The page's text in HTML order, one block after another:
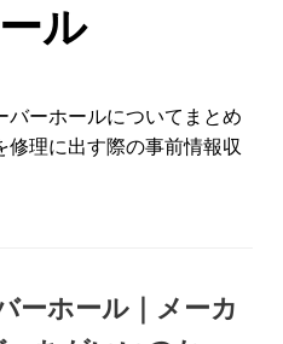
ル
バーホールについてまとめ
修理に出す際の事前情報収
ーホール｜メーカ